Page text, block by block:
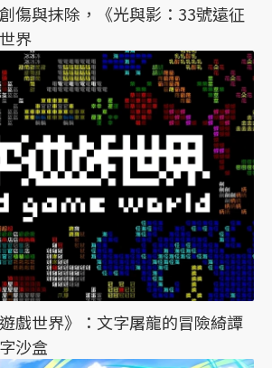
傷與抹除，《光與影：33號遠征
界
戲世界》：文字屠龍的冒險綺譚
沙盒